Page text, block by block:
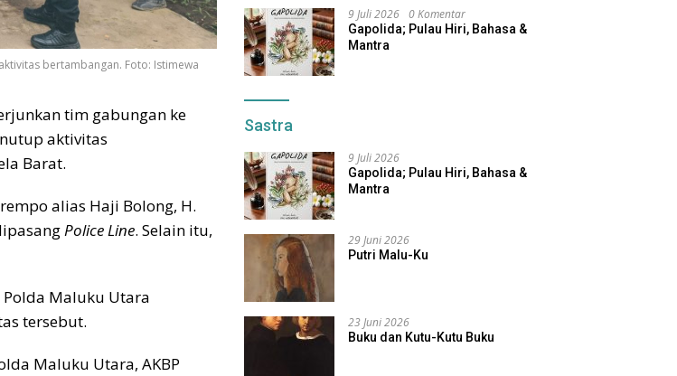
bertambangan. Foto: Istimewa
tim gabungan ke
aktivitas
Barat.
alias Haji Bolong, H.
Police Line. Selain itu,
Maluku Utara
tersebut.
Maluku Utara, AKBP
9 Juli 2026 0 Komentar
Gapolida; Pulau Hiri, Bahasa &
Mantra
Sastra
9 Juli 2026
Gapolida; Pulau Hiri, Bahasa &
Mantra
29 Juni 2026
Putri Malu-Ku
23 Juni 2026
Buku dan Kutu-Kutu Buku